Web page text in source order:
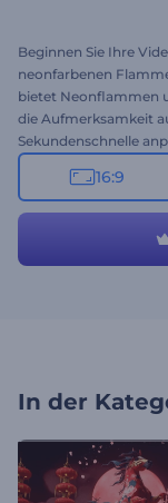
Beginnen Sie Ihre
neonfarbenen
bietet Neonflammen
die Aufmerksamkeit
Sekundenschnelle
Ihren Slogan ein, und
Hintergrund hinzu.
16:9
In der